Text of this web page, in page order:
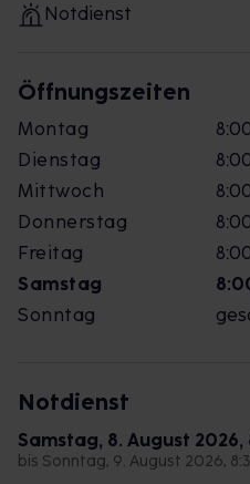
Notdienst
Öffnungszeiten
Montag
Dienstag
Mittwoch
Donnerstag
Freitag
Samstag
Sonntag
Notdienst
Samstag, 8. August 2026,
bis Sonntag, 9. August 2026,